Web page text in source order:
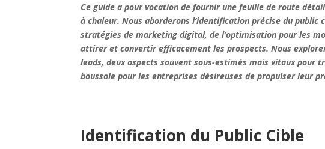
Ce guide a pour vocation de fournir une feuille de route
à chaleur. Nous aborderons l’identification précise du
stratégies de marketing digital, de l’optimisation pour les
attirer et convertir efficacement les prospects. Nous
leads, deux aspects souvent sous-estimés mais vitaux pour
boussole pour les entreprises désireuses de propulser leur
Identification du Public Cible